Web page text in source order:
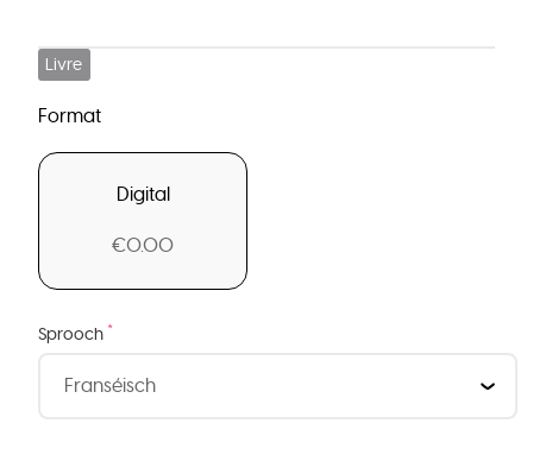
Livre
Format
Digital
€0.00
Sprooch *